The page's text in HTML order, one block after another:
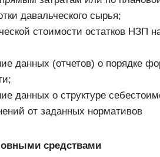
давальческого сырья;
стоимости остатков НЗП
данных (отчетов) о порядке
данных о структуре
от заданных нормативов
средствами